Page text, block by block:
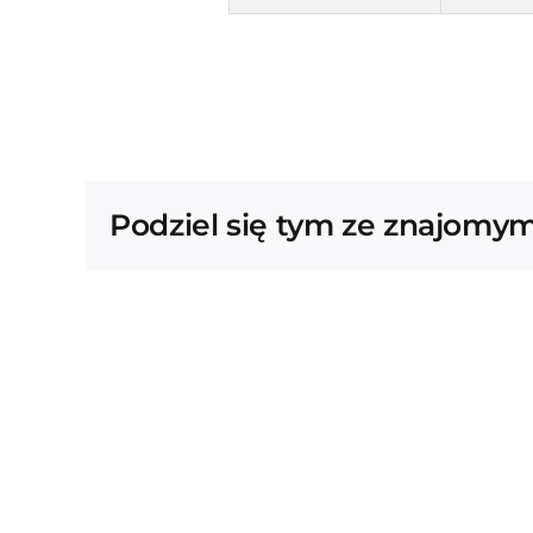
Podziel się tym ze